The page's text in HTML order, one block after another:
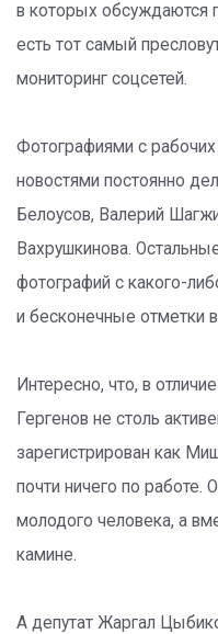
в которых обсуждаются
есть тот самый
мониторинг соцсетей.
Фотографиями с
новостями постоянно
Белоусов, Валерий
Вахрушкинова.
фотографий с какого-
и бесконечные отметки
Интересно, что, в
Гергенов не столь
зарегистрирован как
почти ничего по работе.
молодого человека, а
камине.
А депутат Жаргал